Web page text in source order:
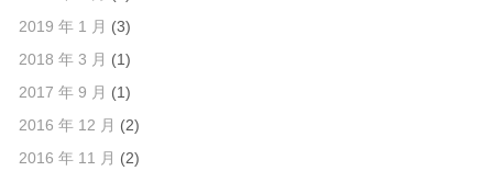
2019 年 1 月 (3)
2018 年 3 月 (1)
2017 年 9 月 (1)
2016 年 12 月 (2)
2016 年 11 月 (2)